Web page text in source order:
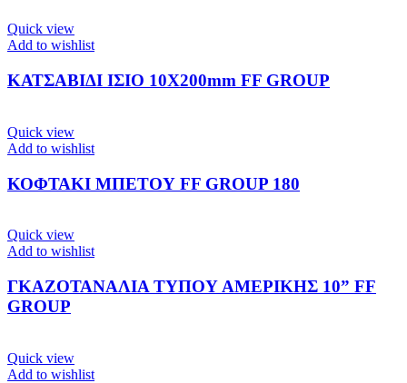
Quick view
Add to wishlist
ΚΑΤΣΑΒΙΔΙ ΙΣΙΟ 10Χ200mm FF GROUP
Quick view
Add to wishlist
ΚΟΦΤΑΚΙ ΜΠΕΤΟΥ FF GROUP 180
Quick view
Add to wishlist
ΓΚΑΖΟΤΑΝΑΛΙΑ ΤΥΠΟΥ ΑΜΕΡΙΚΗΣ 10” FF
GROUP
Quick view
Add to wishlist